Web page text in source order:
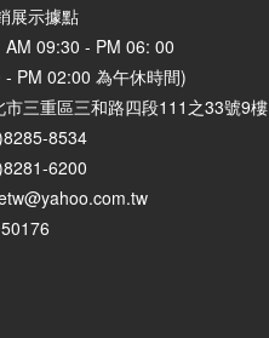
展示據點
AM 09:30 - PM 06: 00
- PM 02:00 為午休時間)
市三重區三和路四段111之33號9樓
8534
6200